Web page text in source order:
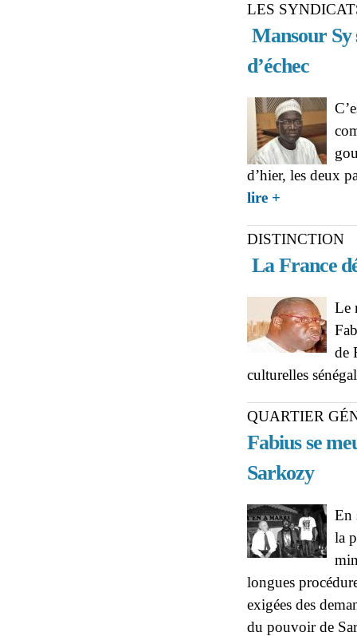
LES
Mansour Sy
d’échec
d’hier, les deux
lire +
DISTINCTION
La France
Le
de
culturelles
QUARTIER
Fabius se
Sarkozy
En
la
longues
exigées des
du pouvoir de